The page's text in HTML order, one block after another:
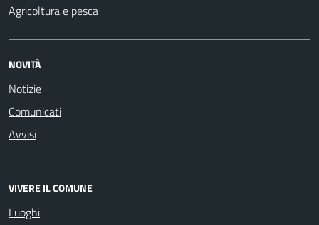
Agricoltura e pesca
NOVITÀ
Notizie
Comunicati
Avvisi
VIVERE IL COMUNE
Luoghi